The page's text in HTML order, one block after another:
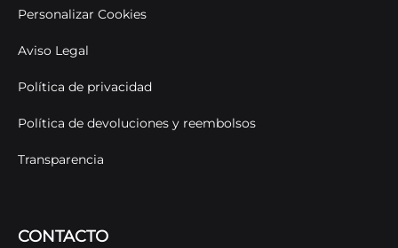
Personalizar Cookies
Aviso Legal
Política de privacidad
Política de devoluciones y reembolsos
Transparencia
CONTACTO